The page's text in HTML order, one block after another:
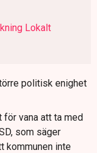
Lokalt
politisk enighet
för vana att ta med
som säger
kommunen inte